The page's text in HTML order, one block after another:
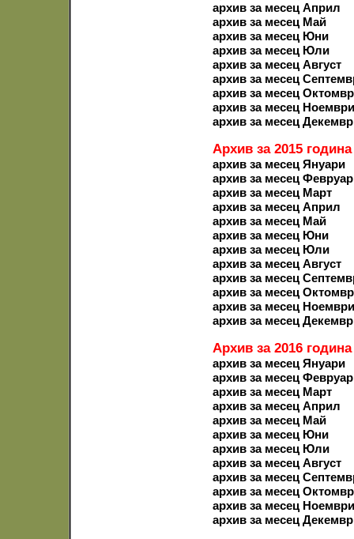
архив за месец Април
архив за месец Май
архив за месец Юни
архив за месец Юли
архив за месец Август
архив за месец
архив за месец
архив за месец Ноември
архив за месец
Архив за 2015 година
архив за месец Януари
архив за месец
архив за месец Март
архив за месец Април
архив за месец Май
архив за месец Юни
архив за месец Юли
архив за месец Август
архив за месец
архив за месец
архив за месец Ноември
архив за месец
Архив за 2016 година
архив за месец Януари
архив за месец
архив за месец Март
архив за месец Април
архив за месец Май
архив за месец Юни
архив за месец Юли
архив за месец Август
архив за месец
архив за месец
архив за месец Ноември
архив за месец